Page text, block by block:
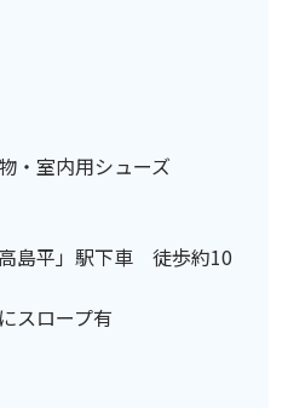
・室内用シューズ
島平」駅下車 徒歩約10
スロープ有